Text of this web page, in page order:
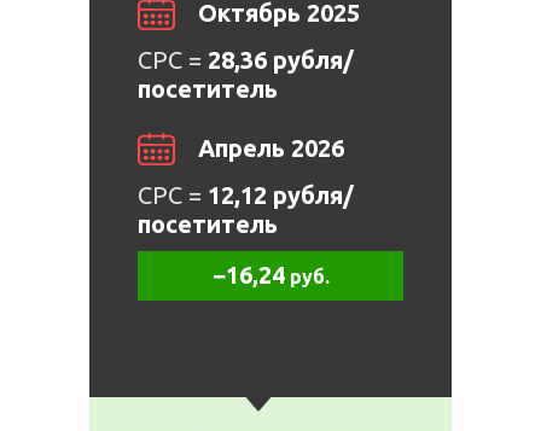
Октябрь 2025
CPC = 28,36 рубля/
посетитель
Апрель 2026
CPC = 12,12 рубля/
посетитель
−16,24руб.